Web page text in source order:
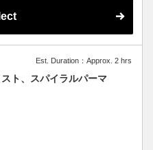
、スパイラルの場合は別途＋3000
Est. Duration：Approx. 2 hrs
ト、スパイラルパーマ